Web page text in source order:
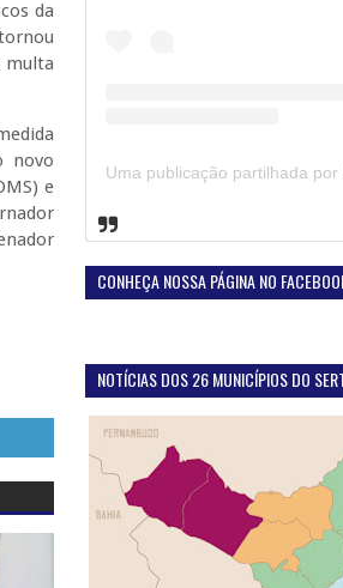
da
multa
novo
e
CONHEÇA NOSSA PÁGINA NO
NOTÍCIAS DOS 26 MUNICÍPIOS DO